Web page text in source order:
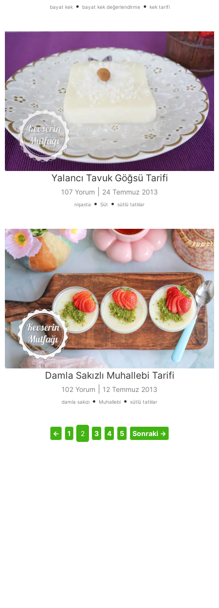
bayat kek• bayat kek değerlendirme• kek tarifi
Yalancı Tavuk Göğsü Tarifi
107 Yorum 24 Temmuz 2013
nişasta • Süt • sütlü tatlılar
Damla Sakızlı Muhallebi Tarifi
102 Yorum 12 Temmuz 2013
damla sakızı • Muhallebi • sütlü tatlılar
← 1 2 3 4 5 Sonraki →